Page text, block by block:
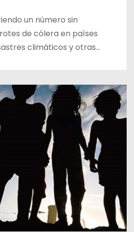
un número sin
de cólera en países
climáticos y otras…